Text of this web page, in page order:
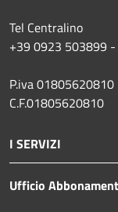
Tel Centralino
+39 0923 503899
P.iva 01805620810
C.F.01805620810
I SERVIZI
Ufficio